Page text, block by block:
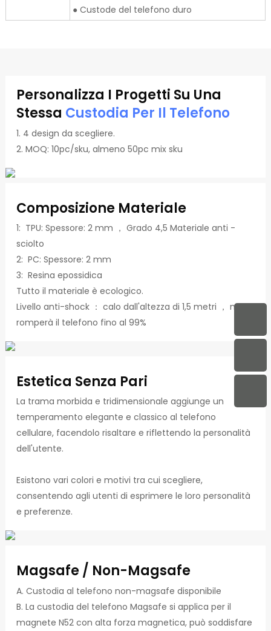
● Custode del telefono duro
Personalizza I Progetti Su Una
Stessa Custodia Per Il Telefono
1. 4 design da scegliere.
2. MOQ: 10pc/sku, almeno 50pc mix sku
Composizione Materiale
1: TPU: Spessore: 2 mm ， Grado 4,5 Materiale anti -
sciolto
2: PC: Spessore: 2 mm
3: Resina epossidica
Tutto il materiale è ecologico.
Livello anti-shock ： calo dall'altezza di 1,5 metri ， non
romperà il telefono fino al 99%
Estetica Senza Pari
La trama morbida e tridimensionale aggiunge un
temperamento elegante e classico al telefono
cellulare, facendolo risaltare e riflettendo la personalità
dell'utente.
Esistono vari colori e motivi tra cui scegliere,
consentendo agli utenti di esprimere le loro personalità
e preferenze.
Magsafe / Non-Magsafe
A. Custodia al telefono non-magsafe disponibile
B. La custodia del telefono Magsafe si applica per il
magnete N52 con alta forza magnetica, può soddisfare